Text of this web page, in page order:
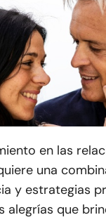
en las
una
y estrategias
alegrías que